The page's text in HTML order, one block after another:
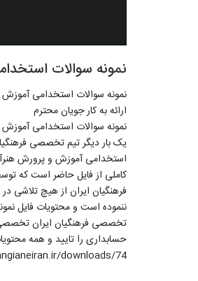
نمونه سوالات
نمونه سوالات استخدامی
ارائه به کار جویان محترم
نمونه سوالات استخدامی
یک بار دیگر تیم تخصصی
استخدامی آموزش و پرورش
کاملی از فایل حاضر است که
فرهنگیان ایران از هیچ تلاشی
ننموده است و محتویات فایل
تخصصی فرهنگیان ایران تخصصی
حسابداری را تایید و همه
downloads/74/